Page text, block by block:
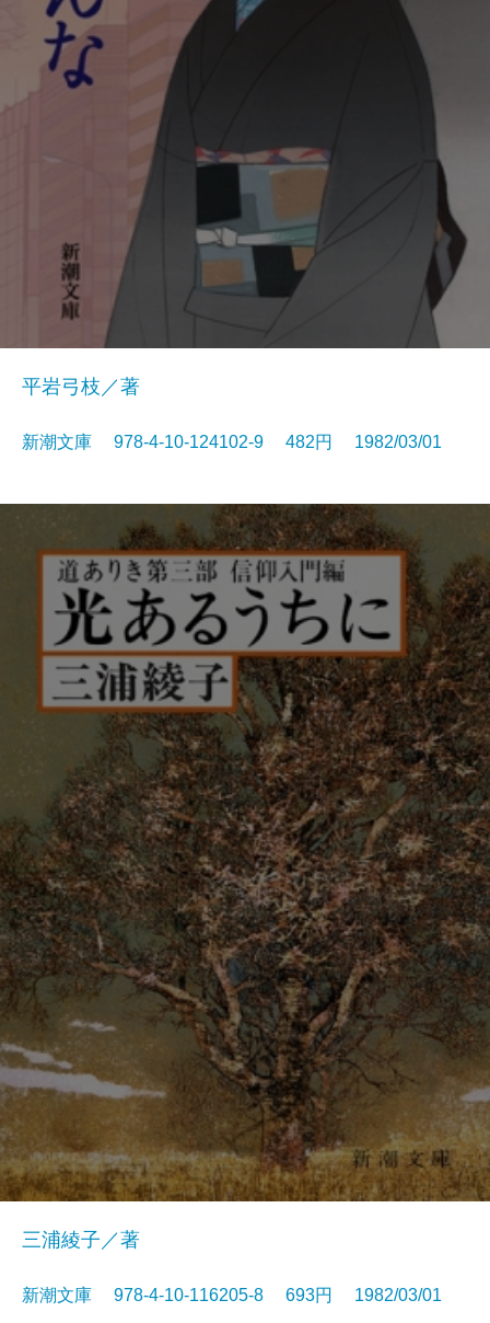
平岩弓枝／著
新潮文庫 978-4-10-124102-9 482円 1982/03/01
三浦綾子／著
新潮文庫 978-4-10-116205-8 693円 1982/03/01